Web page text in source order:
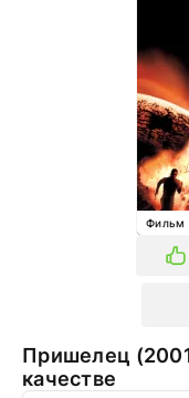
Фильм
Пришелец (2001) смотреть в хорошем
качестве